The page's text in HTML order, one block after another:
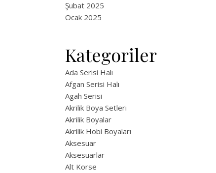
Şubat 2025
Ocak 2025
Kategoriler
Ada Serisi Halı
Afgan Serisi Halı
Agah Serisi
Akrilik Boya Setleri
Akrilik Boyalar
Akrilik Hobi Boyaları
Aksesuar
Aksesuarlar
Alt Korse